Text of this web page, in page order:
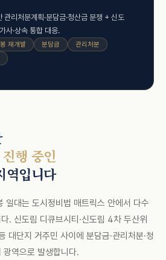
관리처분계획·분담금·청산금 분쟁 + 신도
사·상속 통합 대응.
재개발 분담금
관리처분
행 중인
역입니다
일대는 도시정비법 매트릭스 안에서 다수
. 신도림 디큐브시티·신도림 4차 두산위
대단지 거주민 사이에 분담금·관리처분·청
광역으로 발생합니다.